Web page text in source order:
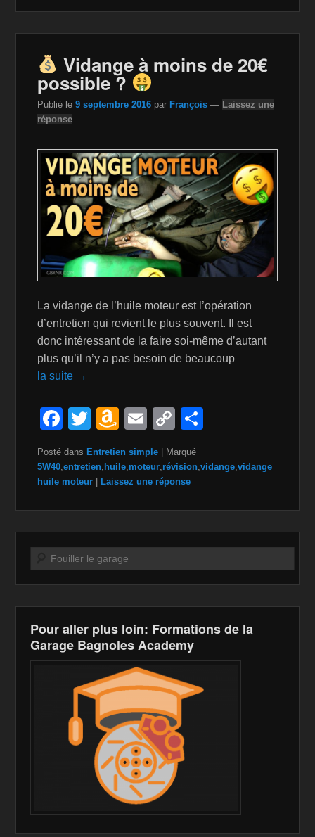
o
k
W
is
h
st
k
Vidange à moins de 20€
possible ?
Publié le9 septembre 2016 par François — Laissez une
réponse
La vidange de l’huile moteur est l’opération
d’entretien qui revient le plus souvent. Il est
donc intéressant de la faire soi-même d’autant
plus qu’il n’y a pas besoin de beaucoup
la suite →
F
a
c
e
b
o
o
k
T
wi
tt
er
A
m
a
z
o
n
W
is
Li
st
E
m
ail
C
p
y
Li
n
k
ta
er
Posté dans Entretien simple
Marqué
5W40,entretien, huile,moteur,révision,vidange,vidange
huile moteur
Laissez une réponse
Recherche
Pour aller plus loin: Formations de la
Garage Bagnoles Academy